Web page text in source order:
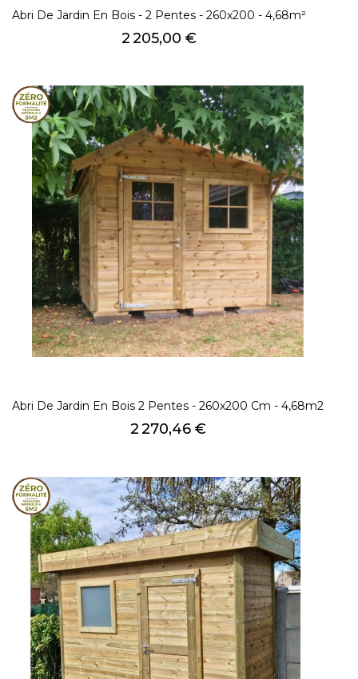
Abri De Jardin En Bois - 2 Pentes - 260x200 - 4,68m²
Prix
2 205,00 €
Abri De Jardin En Bois 2 Pentes - 260x200 Cm - 4,68m2
Prix
2 270,46 €